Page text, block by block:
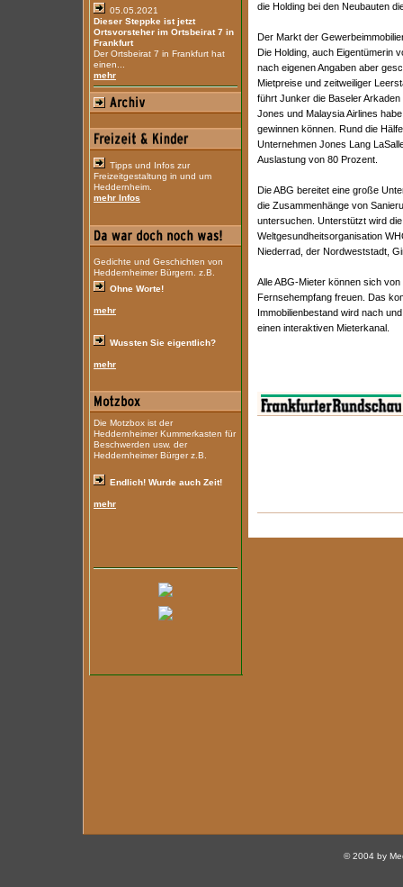
05.05.2021
Dieser Steppke ist jetzt
Ortsvorsteher im Ortsbeirat 7 in
Frankfurt
Der Ortsbeirat 7 in Frankfurt hat
einen...
mehr
Tipps und Infos zur
Freizeitgestaltung in und um
Heddernheim.
mehr Infos
Gedichte und Geschichten von
Heddernheimer Bürgern. z.B.
Ohne Worte!
mehr
Wussten Sie eigentlich?
mehr
Die Motzbox ist der
Heddernheimer Kummerkasten für
Beschwerden usw. der
Heddernheimer Bürger z.B.
Endlich! Wurde auch Zeit!
mehr
die Holding bei den Neubauten
Der Markt der
Die Holding, auch Eigentümerin
nach eigenen Angaben aber
Mietpreise und zeitweiliger
führt Junker die Baseler
Jones und Malaysia Airlines
gewinnen können. Rund die
Unternehmen Jones Lang
Auslastung von 80 Prozent.
Die ABG bereitet eine große
die Zusammenhänge von
untersuchen. Unterstützt wird
Weltgesundheitsorganisation
Niederrad, der Nordweststadt,
Alle ABG-Mieter können sich
Fernsehempfang freuen. Das
Immobilienbestand wird nach
einen interaktiven Mieterkanal.
© 2004 by